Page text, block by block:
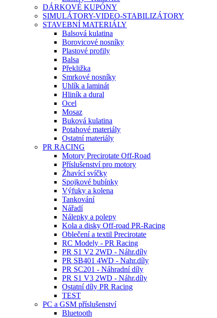
DÁRKOVÉ KUPÓNY
SIMULÁTORY-VIDEO-STABILIZÁTORY
STAVEBNÍ MATERIÁLY
Balsová kulatina
Borovicové nosníky
Plastové profily
Balsa
Překližka
Smrkové nosníky
Uhlík a laminát
Hliník a dural
Ocel
Mosaz
Buková kulatina
Potahové materiály
Ostatní materiály
PR RACING
Motory Precirotate Off-Road
Příslušenství pro motory
Žhavící svíčky
Spojkové bubínky
Výfuky a kolena
Tankování
Nářadí
Nálepky a polepy
Kola a disky Off-road PR-Racing
Oblečení a textil Precirotate
RC Modely - PR Racing
PR S1 V2 2WD - Náhr.díly
PR SB401 4WD - Nahr.díly
PR SC201 - Náhradní díly
PR S1 V3 2WD - Náhr.díly
Ostatní díly PR Racing
TEST
PC a GSM příslušenství
Bluetooth